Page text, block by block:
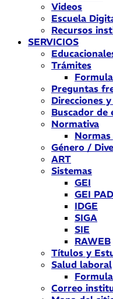
Videos
Escuela
Recursos
SERVICIOS
Trámites
Preguntas
Direcciones
Buscador de
Normativa
Normas
Género /
ART
Sistemas
GEI
GEI PAD
IDGE
SIGA
SIE
RAWEB
Títulos y
Salud laboral
Correo